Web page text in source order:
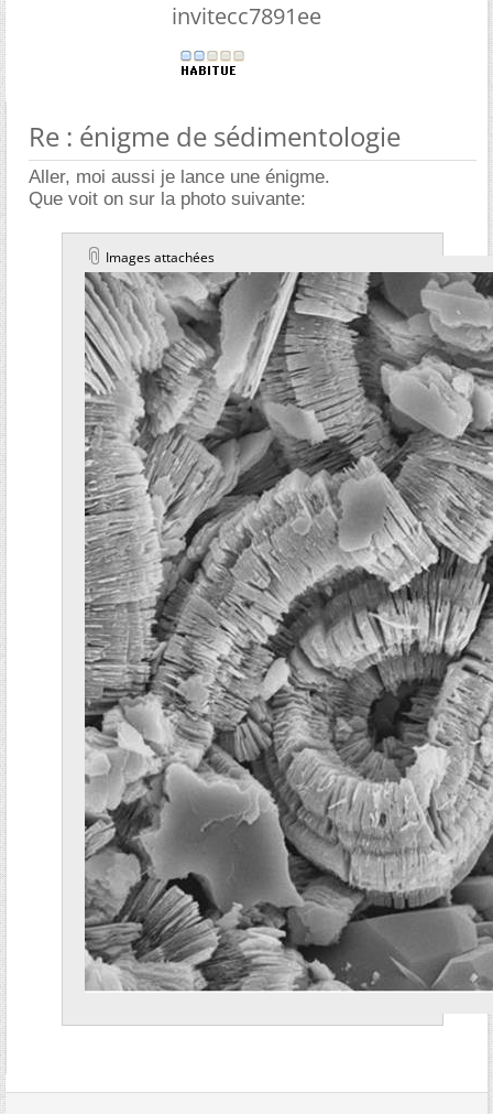
invitecc7891ee
Re : énigme de sédimentologie
Aller, moi aussi je lance une énigme.
Que voit on sur la photo suivante:
Images attachées